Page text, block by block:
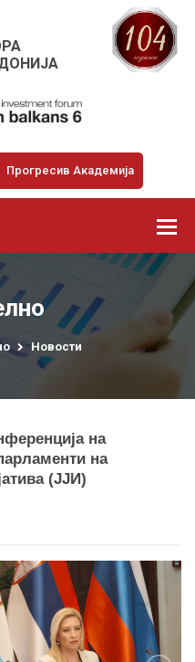
Прогресив Академија
Новости
на
на
(ЈЈИ)